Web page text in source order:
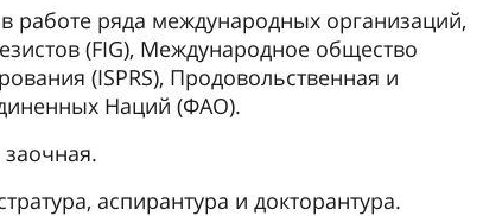
работе ряда международных организаций,
(FIG), Международное общество
(ISPRS), Продовольственная и
Наций (ФАО).
аспирантура и докторантура.